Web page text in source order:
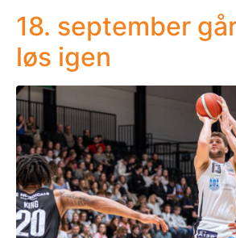
18. september
løs igen